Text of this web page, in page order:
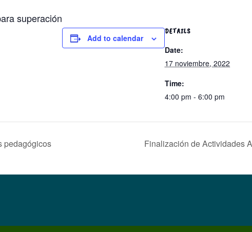
superación
Add to calendar
DETAILS
Date:
17 noviembre, 2022
Time:
4:00 pm - 6:00 pm
pedagógicos Finalización de Actividades